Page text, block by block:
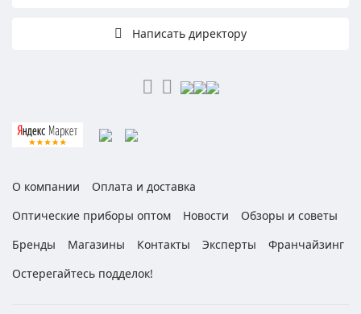
Написать директору
О компании
Оплата и доставка
Оптические приборы оптом
Новости
Обзоры и советы
Бренды
Магазины Контакты Эксперты
Франчайзинг
Остерегайтесь подделок!